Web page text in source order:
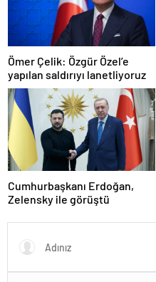
Ömer Çelik: Özgür Özel’e
yapılan saldırıyı lanetliyoruz
Cumhurbaşkanı Erdoğan,
Zelensky ile görüştü